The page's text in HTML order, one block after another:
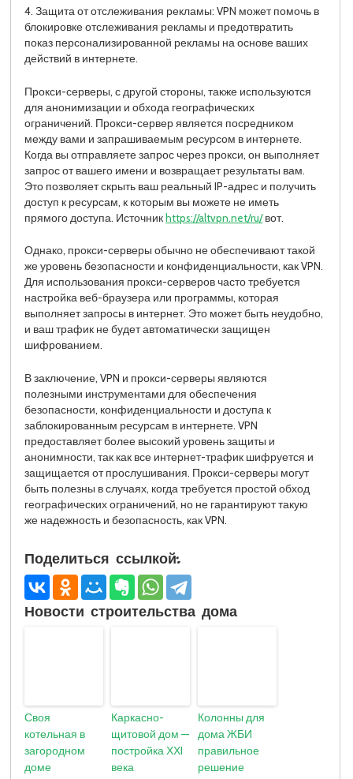
4. Защита от отслеживания рекламы: VPN может помочь в
блокировке отслеживания рекламы и предотвратить
показ персонализированной рекламы на основе ваших
действий в интернете.
Прокси-серверы, с другой стороны, также используются
для анонимизации и обхода географических
ограничений. Прокси-сервер является посредником
между вами и запрашиваемым ресурсом в интернете.
Когда вы отправляете запрос через прокси, он выполняет
запрос от вашего имени и возвращает результаты вам.
Это позволяет скрыть ваш реальный IP-адрес и получить
доступ к ресурсам, к которым вы можете не иметь
прямого доступа. Источникhttps://altvpn.net/ru/вот.
Однако, прокси-серверы обычно не обеспечивают такой
же уровень безопасности и конфиденциальности, как VPN.
Для использования прокси-серверов часто требуется
настройка веб-браузера или программы, которая
выполняет запросы в интернет. Это может быть неудобно,
и ваш трафик не будет автоматически защищен
шифрованием.
В заключение, VPN и прокси-серверы являются
полезными инструментами для обеспечения
безопасности, конфиденциальности и доступа к
заблокированным ресурсам в интернете. VPN
предоставляет более высокий уровень защиты и
анонимности, так как все интернет-трафик шифруется и
защищается от прослушивания. Прокси-серверы могут
быть полезны в случаях, когда требуется простой обход
географических ограничений, но не гарантируют такую
же надежность и безопасность, как VPN.
Поделиться ссылкой:
Новости строительства дома
Своя
котельная в
загородном
доме
Каркасно-
щитовой дом —
постройка ХХI
века
Колонны для
дома ЖБИ
правильное
решение